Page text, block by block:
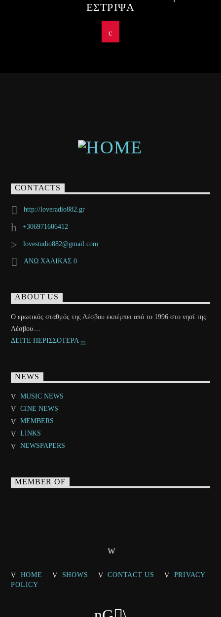
ΕΣΤΡΙΨΑ
CONTACTS
http://loveradio882.gr
+306971606412
lovestudio882@gmail.com
ΑΝΩ ΧΑΛΙΚΑΣ 0
ABOUT US
Ο ερωτικός σταθμός της Λέσβου εκπέμπει από το 1996 στο νησί της
Λέσβου....
ΔΕΙΤΕ ΠΕΡΙΣΣΟΤΕΡΑ
NEWS
MUSIC NEWS
CINE NEWS
MEMBERS
LINKS
NEWSPAPERS
MEMBER OF
HOME SHOWS CONTACT US
PRIVACY
POLICY